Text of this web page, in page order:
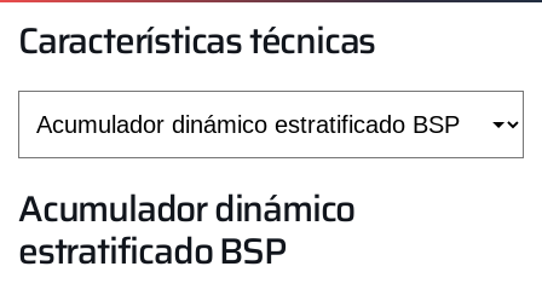
Características técnicas
Acumulador dinámico
estratificado BSP